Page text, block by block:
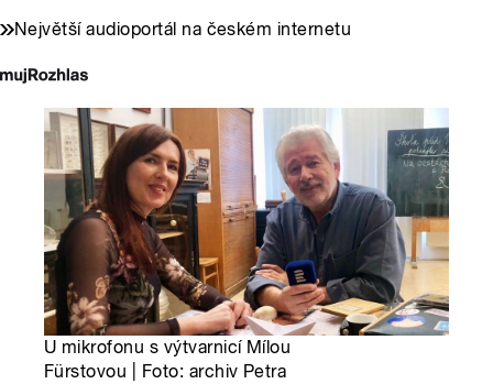
Největší audioportál na českém internetu
U mikrofonu s výtvarnicí Mílou
Fürstovou | Foto: archiv Petra